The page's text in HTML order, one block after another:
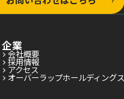
企業
会社概要
採用情報
アクセス
オーバーラップホールディングス